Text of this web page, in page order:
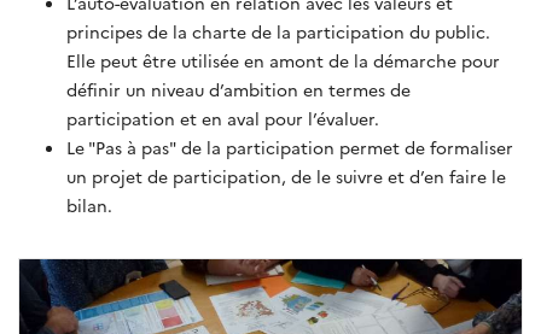
principes de la charte de la participation du public.
Elle peut être utilisée en amont de la démarche pour
définir un niveau d’ambition en termes de
participation et en aval pour l’évaluer.
Le "Pas à pas" de la participation permet de formaliser
un projet de participation, de le suivre et d’en faire le
bilan.